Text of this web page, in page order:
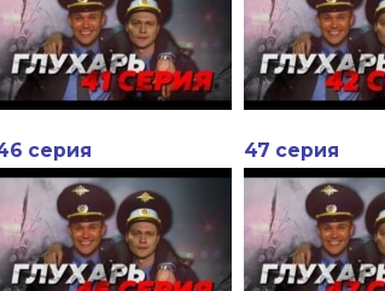
серия 47 серия